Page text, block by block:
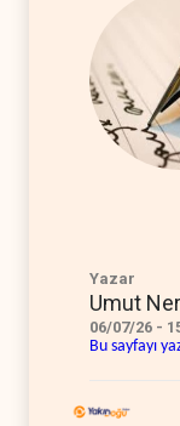
Yazar
Umut
06/07/26 -
Bu sayfayı